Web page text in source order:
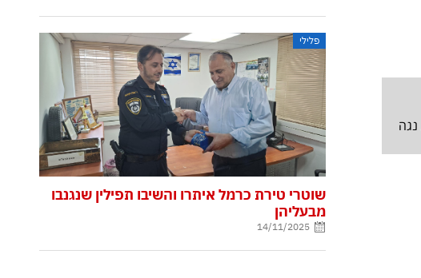
נגה
פלילי
שוטרי טירת כרמל איתרו והשיבו תפילין שנגנבו
מבעליהן
14/11/2025